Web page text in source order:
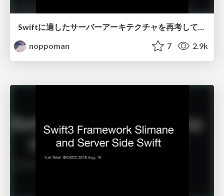
Swiftに適したサーバーアーキテクチャを再考して実装までしてみる
noppoman
7 2.9k